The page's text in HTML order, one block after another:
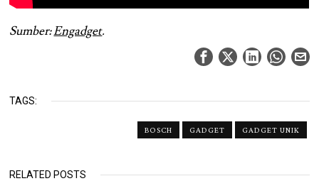
Sumber:Engadget.
TAGS:
BOSCH GADGET GADGET UNIK
RELATED POSTS